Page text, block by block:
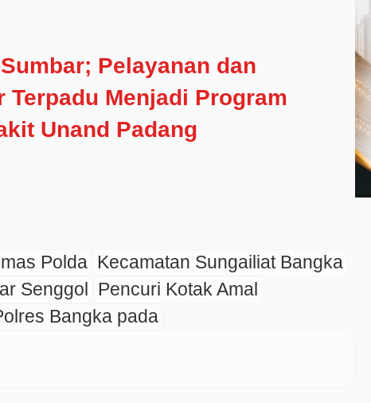
Pelayanan dan
Terpadu Menjadi Program
Unand Padang
Polda Kecamatan Sungailiat Bangka
Senggol
Pencuri Kotak Amal
Bangka pada